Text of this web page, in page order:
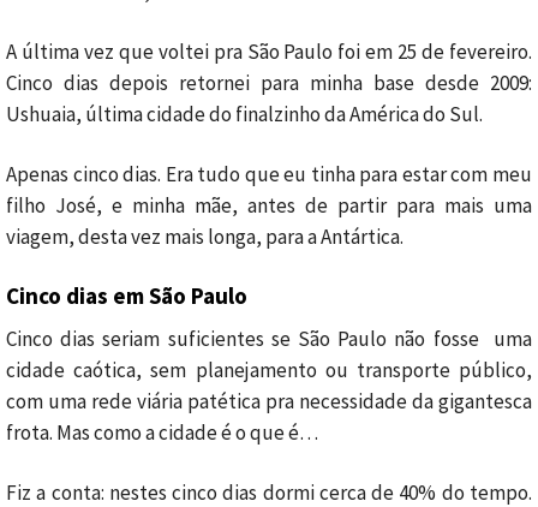
A última vez que voltei pra São Paulo foi em 25 de fevereiro.
Cinco dias depois retornei para minha base desde 2009:
Ushuaia, última cidade do finalzinho da América do Sul.
Apenas cinco dias. Era tudo que eu tinha para estar com meu
filho José, e minha mãe, antes de partir para mais uma
viagem, desta vez mais longa, para a Antártica.
Cinco dias em São Paulo
Cinco dias seriam suficientes se São Paulo não fosse uma
cidade caótica, sem planejamento ou transporte público,
com uma rede viária patética pra necessidade da gigantesca
frota. Mas como a cidade é o que é…
Fiz a conta: nestes cinco dias dormi cerca de 40% do tempo.